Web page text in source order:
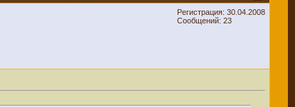
Регистрация: 30.04.2008
Сообщений: 23